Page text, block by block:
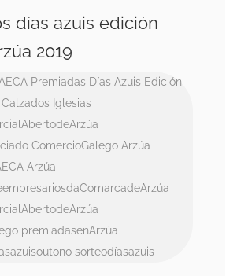
días azuis edición
2019
Premiadas Días Azuis Edición
Calzados Iglesias
ComercioGalego Arzúa
Arzúa
premiadasenArzúa
sorteodíasazuis